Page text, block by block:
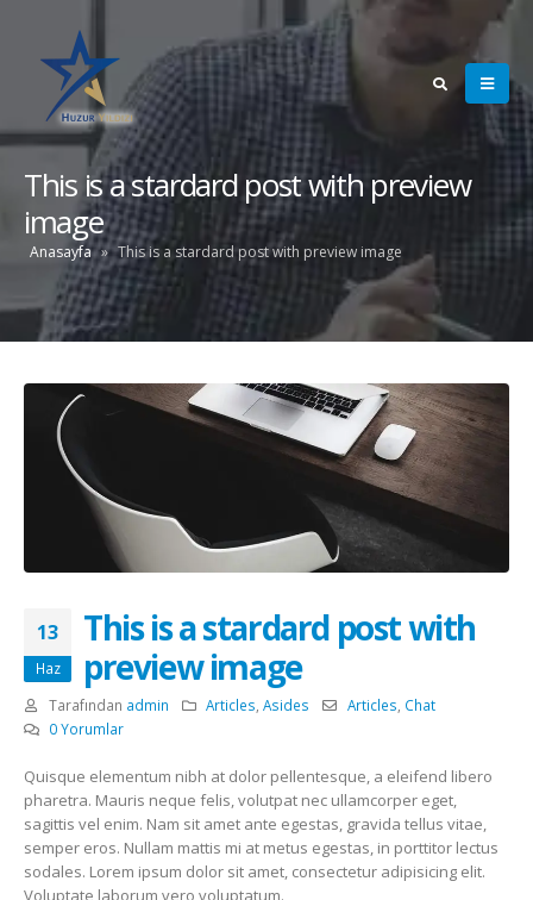
This is a stardard post with preview
image
Anasayfa » This is a stardard post with preview image
13
Haz
This is a stardard post with
preview image
Tarafından admin Articles ,Asides Articles Chat
0 Yorumlar
Quisque elementum nibh at dolor pellentesque, a eleifend libero
pharetra. Mauris neque felis, volutpat nec ullamcorper eget,
sagittis vel enim. Nam sit amet ante egestas, gravida tellus vitae,
semper eros. Nullam mattis mi at metus egestas, in porttitor lectus
sodales. Lorem ipsum dolor sit amet, consectetur adipisicing elit.
Voluptate laborum vero voluptatum.